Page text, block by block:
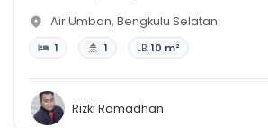
Air Umban, Bengkulu Selatan
1 1 LB:10 m²
Rizki Ramadhan